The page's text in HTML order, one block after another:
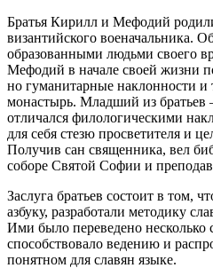
Братья Кирилл и Мефодий
византийского военачальника.
образованными людьми своего
Мефодий в начале своей жизни
но гуманитарные наклонности и
монастырь. Младший из братьев
отличался филологическими
для себя стезю просветителя и
Получив сан священника, вел
соборе Святой Софии и
Заслуга братьев состоит в том,
азбуку, разработали методику
Ими было переведено несколько
способствовало ведению и
понятном для славян языке.